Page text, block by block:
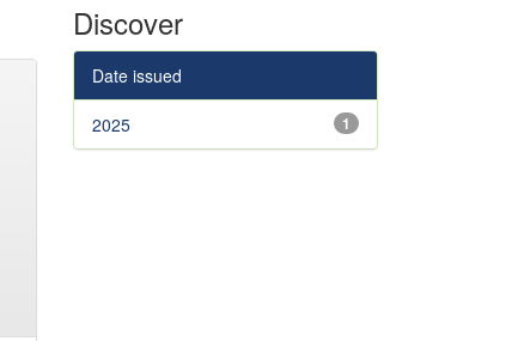
Discover
Date issued
1
2025